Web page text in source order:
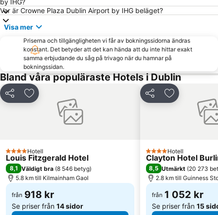
Dublin Slott
The Iveagh Gardens
Blanchardstown
The Square
Santry
Arts of the Book
Dublin Hamn
Inchicore
Saggart
Grafton Street
Kilmainham Gaol
Portmarnock golfklubb
Templeogue
Chapelizod
Blanchardstown Centre
Castle Golf Club
by IHG?
Var är Crowne Plaza Dublin Airport by IHG beläget?
Visa mer
Priserna och tillgängligheten vi får av bokningssidorna ändras
konstant. Det betyder att det kan hända att du inte hittar exakt
samma erbjudande du såg på trivago när du hamnar på
bokningssidan.
Bland våra populäraste Hotels i Dublin
Dela Lägg till i Mina Favoriter
4 Stjärnor
Hotell
Louis Fitzgerald Hotel
8,1 Väldigt bra (8 546 betyg)
5.8 km till Kilmainham Gaol
från 918 kr
Se priser från 14 sidor
Dela Lägg till i
4 Stjärnor
Hotell
Clayton Hotel
8,5 Utmärkt (20 273
2.8 km till Guinness
från 1 052 kr
Se priser från 15